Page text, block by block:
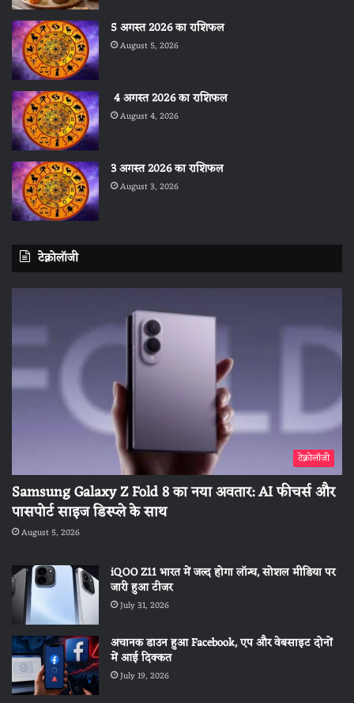
5 अगस्त 2026 का राशिफल
August 5, 2026
4 अगस्त 2026 का राशिफल
August 4, 2026
3 अगस्त 2026 का राशिफल
August 3, 2026
टेक्नोलॉजी
टेक्नोलॉजी
Samsung Galaxy Z Fold 8 का नया अवतार: AI फीचर्स और
पासपोर्ट साइज डिस्प्ले के साथ
August 5, 2026
iQOO Z11 भारत में जल्द होगा लॉन्च, सोशल मीडिया पर
जारी हुआ टीजर
July 31, 2026
अचानक डाउन हुआ Facebook, एप और वेबसाइट दोनों
में आई दिक्कत
July 19, 2026